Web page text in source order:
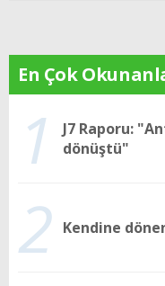
En Çok
1
J7 Raporu:
dönüştü"
2 Kendine